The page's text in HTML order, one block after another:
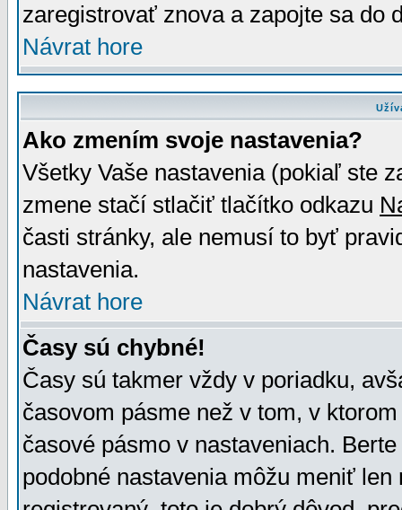
zaregistrovať znova a zapojte sa do
Návrat hore
Ako zmením svoje nastavenia?
Všetky Vaše nastavenia (pokiaľ ste
zmene stačí stlačiť tlačítko odkazu
časti stránky, ale nemusí to byť
nastavenia.
Návrat hore
Časy sú chybné!
Časy sú takmer vždy v poriadku,
časovom pásme než v tom, v
časové pásmo v nastaveniach.
podobné nastavenia môžu meniť